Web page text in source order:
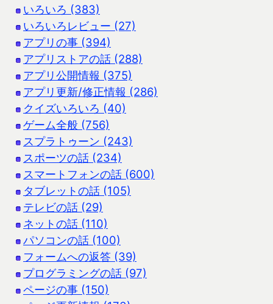
いろいろ (383)
いろいろレビュー (27)
アプリの事 (394)
アプリストアの話 (288)
アプリ公開情報 (375)
アプリ更新/修正情報 (286)
クイズいろいろ (40)
ゲーム全般 (756)
スプラトゥーン (243)
スポーツの話 (234)
スマートフォンの話 (600)
タブレットの話 (105)
テレビの話 (29)
ネットの話 (110)
パソコンの話 (100)
フォームへの返答 (39)
プログラミングの話 (97)
ページの事 (150)